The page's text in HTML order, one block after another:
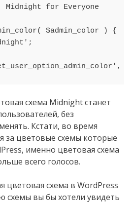
Midnight for Everyone
$admin_color ) {
схема Midnight станет
без
Кстати, во время
за цветовые схемы которые
именно цветовая схема
всего голосов.
цветовая схема в WordPress
схемы вы бы хотели увидеть